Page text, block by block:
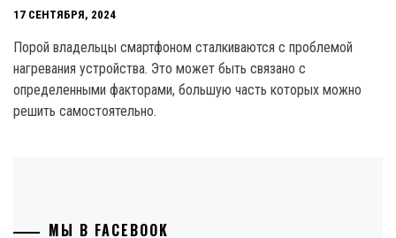
17 СЕНТЯБРЯ, 2024
Порой владельцы смартфоном сталкиваются с проблемой
нагревания устройства. Это может быть связано с
определенными факторами, большую часть которых можно
решить самостоятельно.
МЫ В FACEBOOK